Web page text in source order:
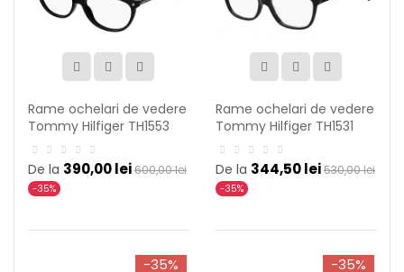
Rame ochelari de vedere
Tommy Hilfiger TH1553
807
De la 390,00 lei600,00 lei
-35%
Rame ochelari de vedere
Tommy Hilfiger TH1531
807
De la 344,50 lei530,00 lei
-35%
-35% -35%